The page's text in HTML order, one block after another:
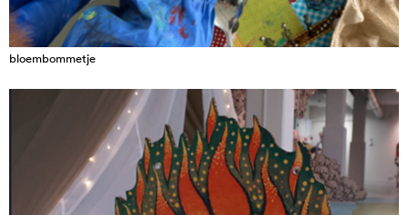
bloembommetje